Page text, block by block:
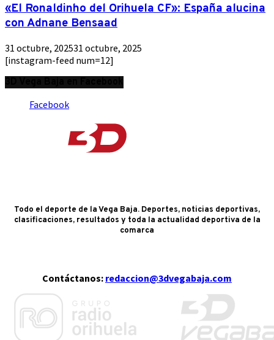
«El Ronaldinho del Orihuela CF»: España alucina
con Adnane Bensaad
31 octubre, 202531 octubre, 2025
[instagram-feed num=12]
Facebook
Todo el deporte de la Vega Baja. Deportes, noticias deportivas,
clasificaciones, resultados y toda la actualidad deportiva de la
comarca
Contáctanos: redaccion@3dvegabaja.com